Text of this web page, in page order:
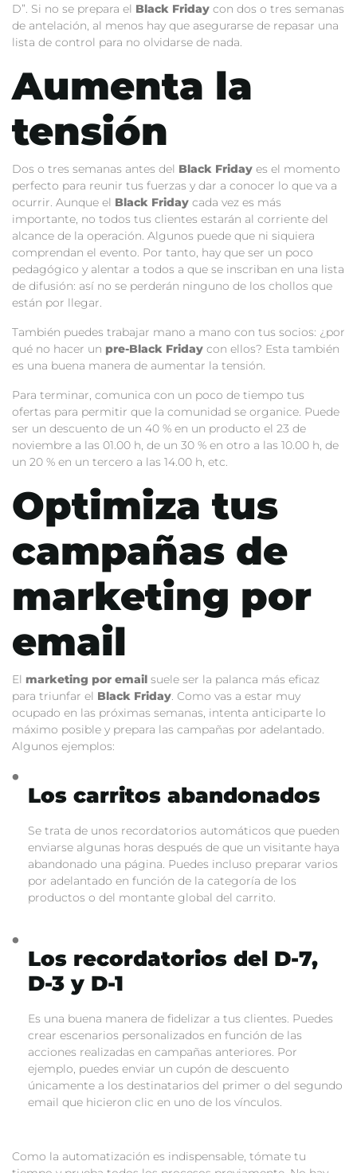
D”. Si no se prepara el Black Friday con dos o tres semanas
de antelación, al menos hay que asegurarse de repasar una
lista de control para no olvidarse de nada.
Aumenta la
tensión
Dos o tres semanas antes del Black Friday es el momento
perfecto para reunir tus fuerzas y dar a conocer lo que va a
ocurrir. Aunque el Black Friday cada vez es más
importante, no todos tus clientes estarán al corriente del
alcance de la operación. Algunos puede que ni siquiera
comprendan el evento. Por tanto, hay que ser un poco
pedagógico y alentar a todos a que se inscriban en una lista
de difusión: así no se perderán ninguno de los chollos que
están por llegar.
También puedes trabajar mano a mano con tus socios: ¿por
qué no hacer un pre-Black Friday con ellos? Esta también
es una buena manera de aumentar la tensión.
Para terminar, comunica con un poco de tiempo tus
ofertas para permitir que la comunidad se organice. Puede
ser un descuento de un 40 % en un producto el 23 de
noviembre a las 01.00 h, de un 30 % en otro a las 10.00 h, de
un 20 % en un tercero a las 14.00 h, etc.
Optimiza tus
campañas de
marketing por
email
El marketing por email suele ser la palanca más eficaz
para triunfar el Black Friday. Como vas a estar muy
ocupado en las próximas semanas, intenta anticiparte lo
máximo posible y prepara las campañas por adelantado.
Algunos ejemplos:
Los carritos abandonados
Se trata de unos recordatorios automáticos que pueden
enviarse algunas horas después de que un visitante haya
abandonado una página. Puedes incluso preparar varios
por adelantado en función de la categoría de los
productos o del montante global del carrito.
Los recordatorios del D-7,
D-3 y D-1
Es una buena manera de fidelizar a tus clientes. Puedes
crear escenarios personalizados en función de las
acciones realizadas en campañas anteriores. Por
ejemplo, puedes enviar un cupón de descuento
únicamente a los destinatarios del primer o del segundo
email que hicieron clic en uno de los vínculos.
Como la automatización es indispensable, tómate tu